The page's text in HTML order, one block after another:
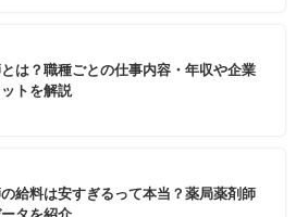
は？職種ごとの仕事内容・年収や企業
トを解説
給料は安すぎるって本当？薬局薬剤師